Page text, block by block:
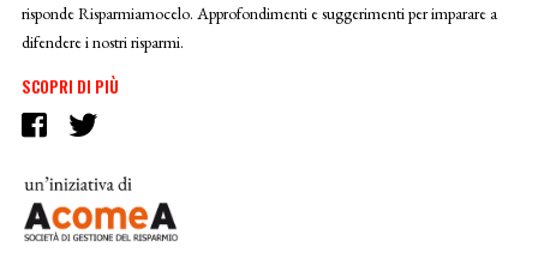
risponde Risparmiamocelo. Approfondimenti e suggerimenti per imparare a
difendere i nostri risparmi.
SCOPRI DI PIÙ